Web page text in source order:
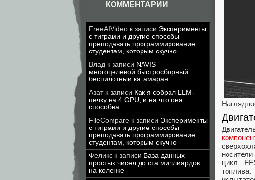
КОММЕНТАРИИ
FreeAIVideo к записи Эксперименты
с тиграми и другие способы
преподавать программирование
студентам, которым скучно
Влад к записи NAVIS —
многоцелевой быстросборный
беспилотный катамаран
Азатк записи Как я собрал LLM-
печку на 4 GPU, и на что она
способна
FileCompare к записи Эксперименты
с тиграми и другие способы
преподавать программирование
студентам, которым скучно
Феликс к записи База данных
простых чисел до ста миллиардов
на коленке
цикл